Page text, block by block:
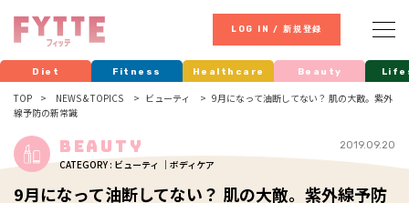
LOG IN / 新規登録
Diet Fitness Healthcare Beauty
TOP NEWS & TOPICS ビューティ
9月になって油断してない？ 肌の大敵。紫外
線予防の新常識
Beauty
CATEGORY : ビューティ ｜ボディケア
2019.09.20
9月になって油断してない？ 肌の大敵。紫外線予防